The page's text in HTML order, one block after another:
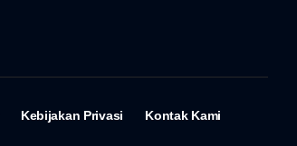
Kebijakan Privasi Kontak Kami